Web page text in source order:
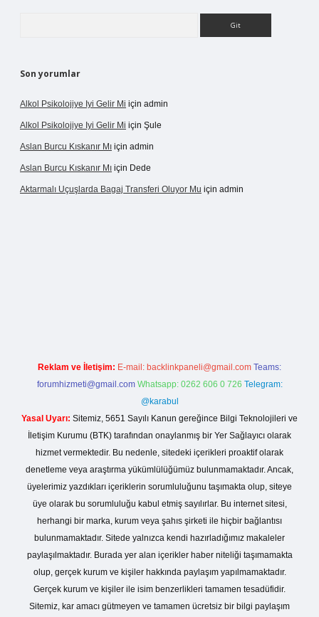
Son yorumlar
Alkol Psikolojiye Iyi Gelir Mi için admin
Alkol Psikolojiye Iyi Gelir Mi için Şule
Aslan Burcu Kıskanır Mı için admin
Aslan Burcu Kıskanır Mı için Dede
Aktarmalı Uçuşlarda Bagaj Transferi Oluyor Mu için admin
Reklam ve İletişim: E-mail: backlinkpaneli@gmail.com Teams:
forumhizmeti@gmail.com Whatsapp: 0262 606 0 726 Telegram:
@karabul
Yasal Uyarı: Sitemiz, 5651 Sayılı Kanun gereğince Bilgi Teknolojileri ve
İletişim Kurumu (BTK) tarafından onaylanmış bir Yer Sağlayıcı olarak
hizmet vermektedir. Bu nedenle, sitedeki içerikleri proaktif olarak
denetleme veya araştırma yükümlülüğümüz bulunmamaktadır. Ancak,
üyelerimiz yazdıkları içeriklerin sorumluluğunu taşımakta olup, siteye
üye olarak bu sorumluluğu kabul etmiş sayılırlar. Bu internet sitesi,
herhangi bir marka, kurum veya şahıs şirketi ile hiçbir bağlantısı
bulunmamaktadır. Sitede yalnızca kendi hazırladığımız makaleler
paylaşılmaktadır. Burada yer alan içerikler haber niteliği taşımamakta
olup, gerçek kurum ve kişiler hakkında paylaşım yapılmamaktadır.
Gerçek kurum ve kişiler ile isim benzerlikleri tamamen tesadüfidir.
Sitemiz, kar amacı gütmeyen ve tamamen ücretsiz bir bilgi paylaşım